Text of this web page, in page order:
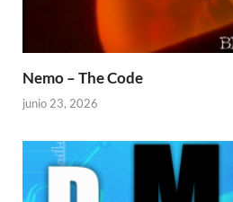
Nemo – The Code
junio 23, 2026